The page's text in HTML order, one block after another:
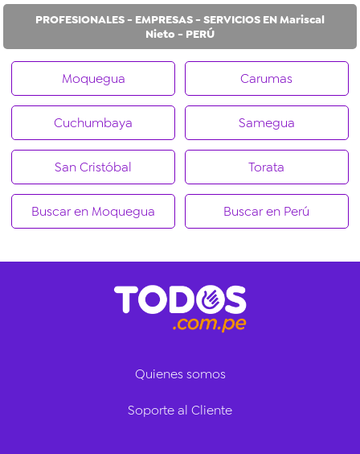
PROFESIONALES - EMPRESAS - SERVICIOS EN Mariscal
Nieto - PERÚ
Moquegua Carumas
Cuchumbaya Samegua
San Cristóbal Torata
Buscar en Moquegua Buscar en Perú
Quienes somos
Soporte al Cliente